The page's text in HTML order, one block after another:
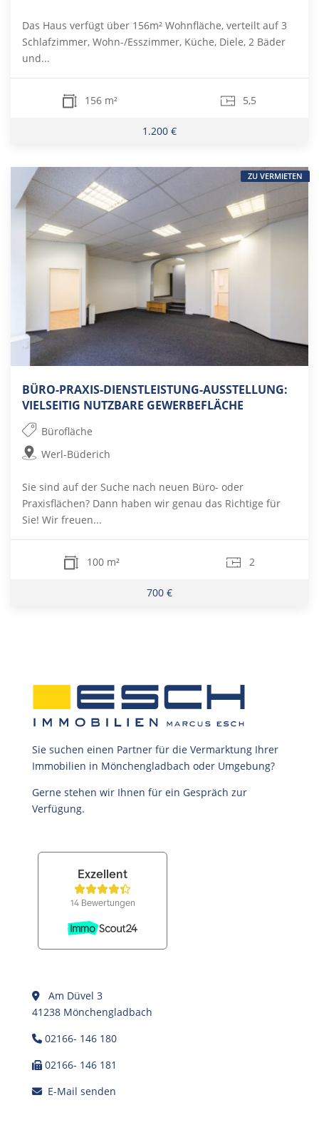
Das Haus verfügt über 156m² Wohnfläche, verteilt auf 3
Schlafzimmer, Wohn-/Esszimmer, Küche, Diele, 2 Bäder
und...
156 m² 5,5
1.200 €
BÜRO-PRAXIS-DIENSTLEISTUNG-AUSSTELLUNG:
VIELSEITIG NUTZBARE GEWERBEFLÄCHE
Bürofläche
Werl-Büderich
Sie sind auf der Suche nach neuen Büro- oder
Praxisflächen? Dann haben wir genau das Richtige für
Sie! Wir freuen...
100 m² 2
700 €
ZU VERMIETEN
Sie suchen einen Partner für die Vermarktung Ihrer
Immobilien in Mönchengladbach oder Umgebung?
Gerne stehen wir Ihnen für ein Gespräch zur
Verfügung.
Am Düvel 3
41238 Mönchengladbach
02166- 146 180
02166- 146 181
E-Mail senden